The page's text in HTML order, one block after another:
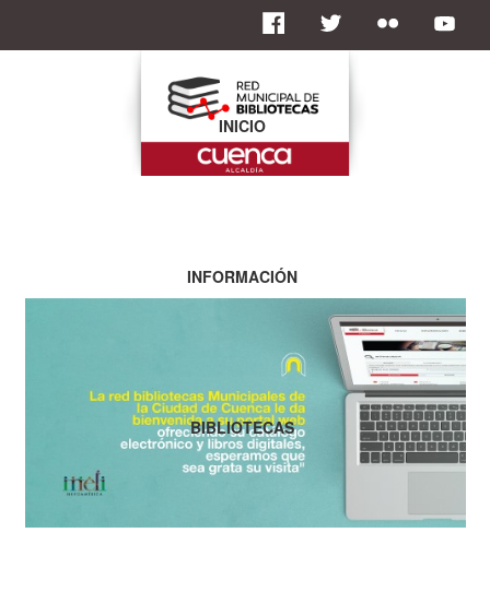
INICIO
INFORMACIÓN
BIBLIOTECAS